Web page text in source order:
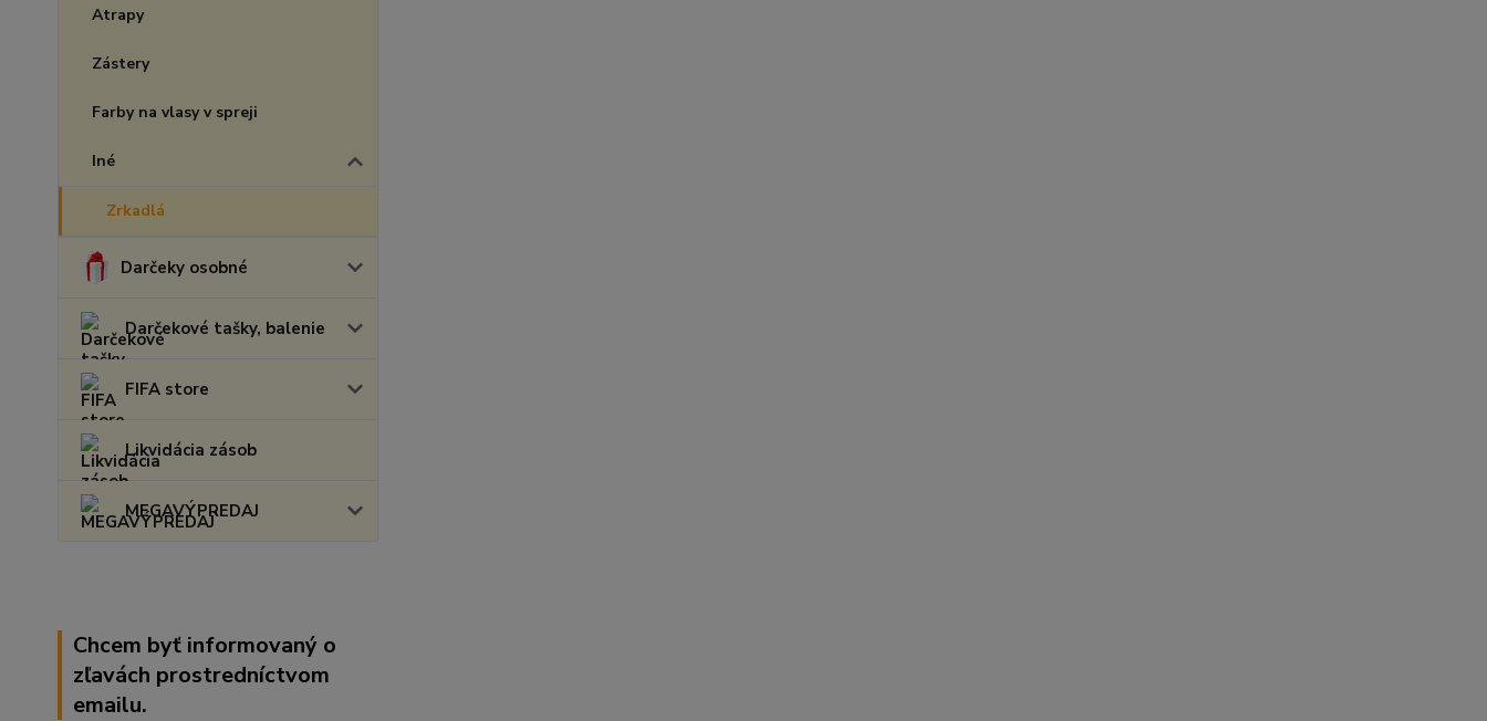
Atrapy
Zástery
Farby na vlasy v spreji
Iné
Zrkadlá
Darčeky osobné
Darčekové tašky, balenie
FIFA store
Likvidácia zásob
MEGAVÝPREDAJ
Chcem byť informovaný o
zľavách prostredníctvom
emailu.